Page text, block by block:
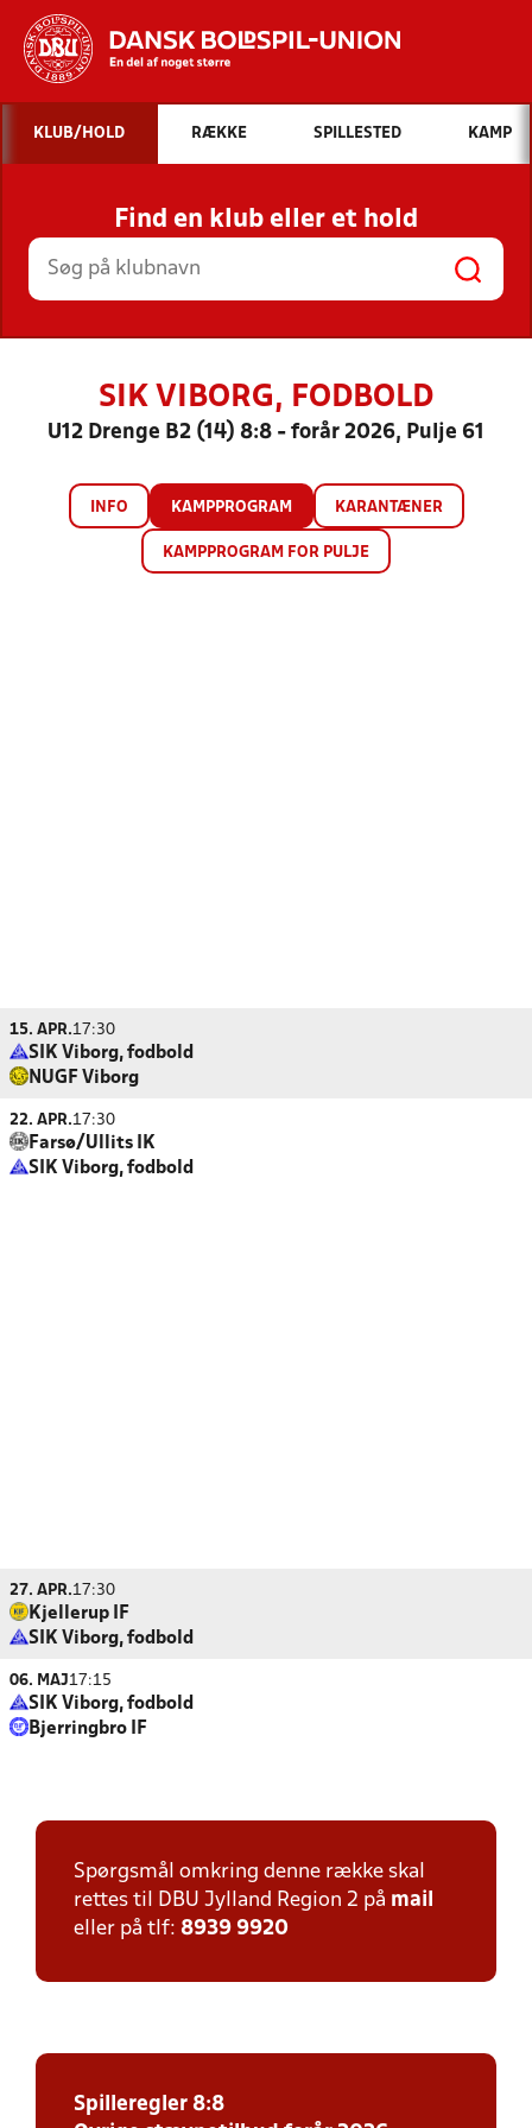
Hvad vil du søge efter?
INDHOLD OG NYHEDER
STILLINGER, RESULTATER, KLUBBER OG
HOLD
KLUB/HOLD RÆKKE SPILLESTED KAMP
Find en klub eller et hold
SIK VIBORG, FODBOLD
U12 Drenge B2 (14) 8:8 - forår 2026, Pulje 61
INFO KAMPPROGRAM KARANTÆNER
KAMPPROGRAM FOR PULJE
15. APR.17:30
SIK Viborg, fodbold
NUGF Viborg
22. APR.17:30
Farsø/Ullits IK
SIK Viborg, fodbold
27. APR.17:30
Kjellerup IF
SIK Viborg, fodbold
06. MAJ17:15
SIK Viborg, fodbold
Bjerringbro IF
Spørgsmål omkring denne række skal
rettes til DBU Jylland Region 2 på mail
eller på tlf: 8939 9920
Spilleregler 8:8